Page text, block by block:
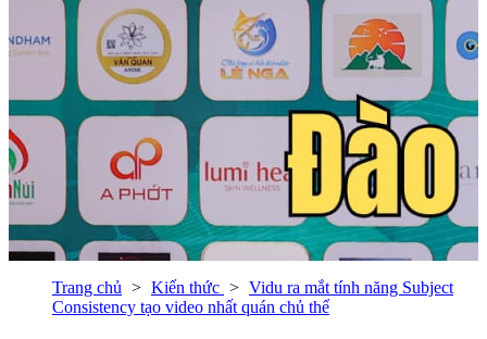
Trang chủ Kiến thức
Vidu ra mắt tính năng Subject
Consistency tạo video nhất quán chủ thể